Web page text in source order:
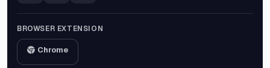
BROWSER EXTENSION
Chrome